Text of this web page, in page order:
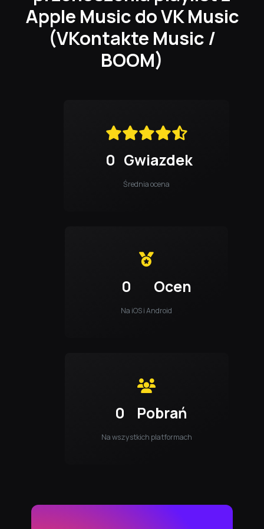
Apple Music do VK Music
(VKontakte Music /
BOOM)
0 Gwiazdek
Średnia ocena
0 Ocen
Na iOS i Android
0 Pobrań
Na wszystkich platformach